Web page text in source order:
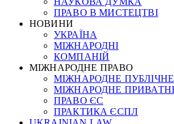
ПРАВО В МИСТЕЦТВІ
НОВИНИ
УКРАЇНА
МІЖНАРОДНІ
КОМПАНІЙ
МІЖНАРОДНЕ ПРАВО
МІЖНАРОДНЕ
МІЖНАРОДНЕ
ПРАВО ЄС
ПРАКТИКА ЄСПЛ